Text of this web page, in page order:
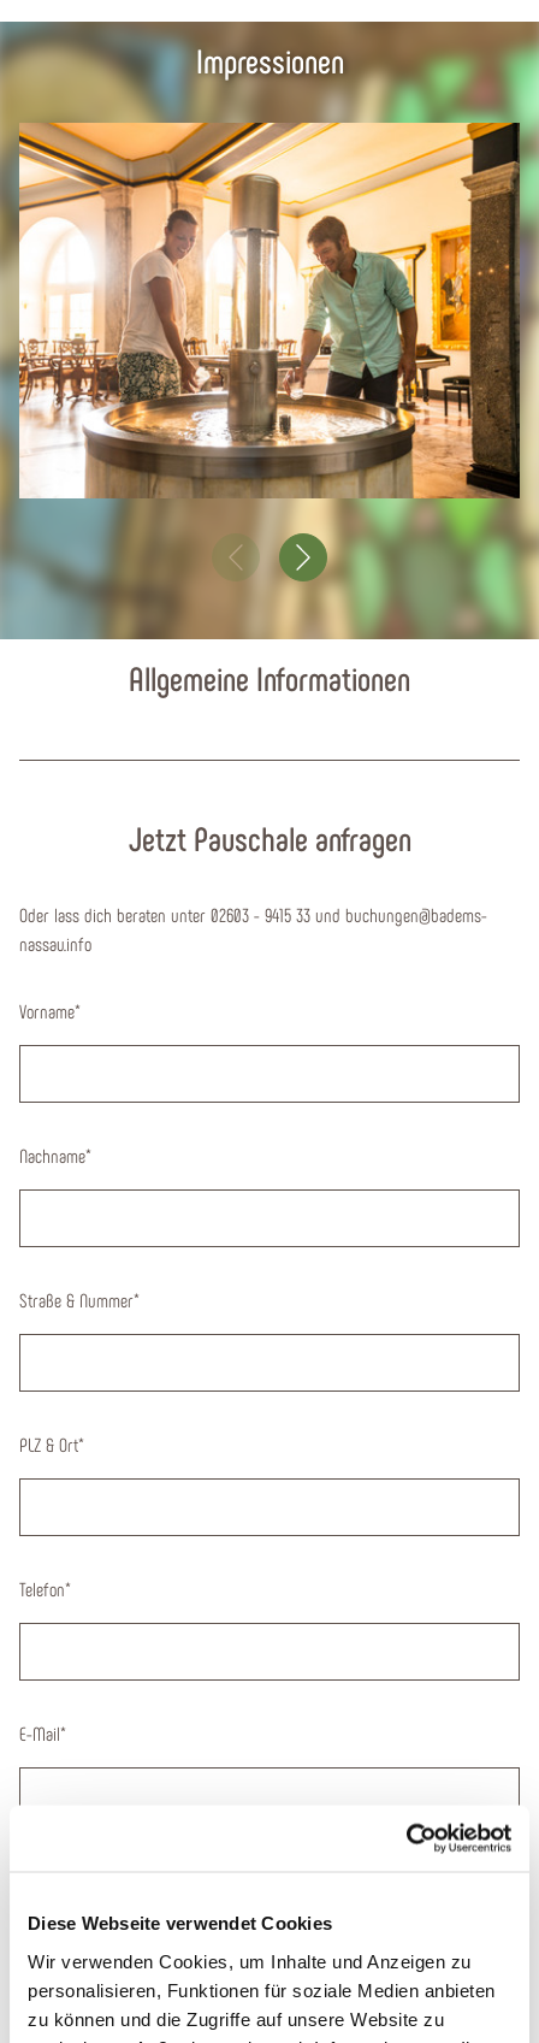
Diese Webseite verwendet Cookies
Wir verwenden Cookies, um Inhalte und Anzeigen zu
personalisieren, Funktionen für soziale Medien anbieten
zu können und die Zugriffe auf unsere Website zu
Impressionen
Allgemeine Informationen
Jetzt Pauschale anfragen
Oder lass dich beraten unter 02603 - 9415 33 und buchungen@badems-
nassau.info
Vorname*
Nachname*
Straße & Nummer*
PLZ & Ort*
Telefon*
E-Mail*
Deine Nachricht *